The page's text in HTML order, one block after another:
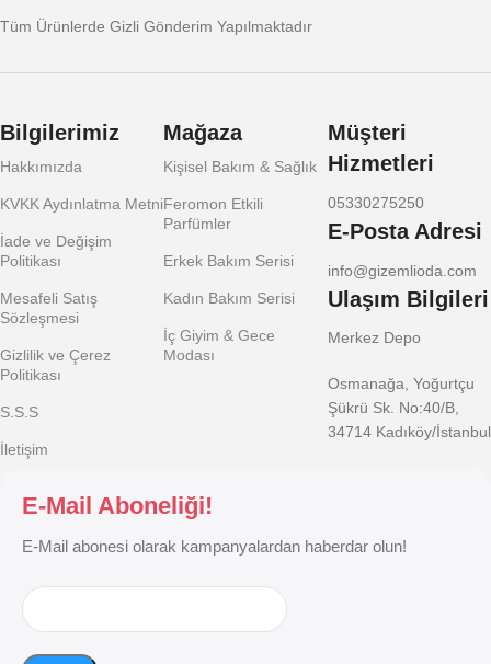
Tüm Ürünlerde Gizli Gönderim Yapılmaktadır
Bilgilerimiz
Hakkımızda
KVKK Aydınlatma Metni
İade ve Değişim
Politikası
Mesafeli Satış
Sözleşmesi
Gizlilik ve Çerez
Politikası
S.S.S
İletişim
Mağaza
Kişisel Bakım & Sağlık
Feromon Etkili
Parfümler
Erkek Bakım Serisi
Kadın Bakım Serisi
İç Giyim & Gece
Modası
Müşteri
Hizmetleri
05330275250
E-Posta Adresi
info@gizemlioda.com
Ulaşım Bilgileri
Merkez Depo
Osmanağa, Yoğurtçu
Şükrü Sk. No:40/B,
34714 Kadıköy/İstanbul
E-Mail Aboneliği!
E-Mail abonesi olarak kampanyalardan haberdar olun!